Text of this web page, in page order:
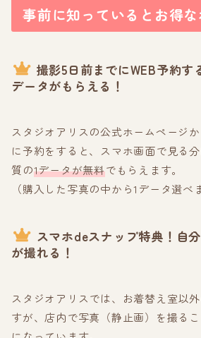
事前に知っているとお得な
撮影5日前までにWEB予約す
データがもらえる！
スタジオアリスの公式ホームページ
に予約をすると、スマホ画面で見る
質の1データが無料でもらえます。
（購入した写真の中から1データ選べ
スマホdeスナップ特典 ！自
が撮れる！
スタジオアリスでは、お着替え室以
すが、店内で写真（静止画）を撮る